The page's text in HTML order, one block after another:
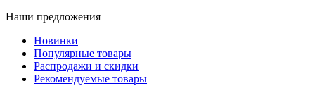
Наши предложения
Новинки
Популярные товары
Распродажи и скидки
Рекомендуемые товары